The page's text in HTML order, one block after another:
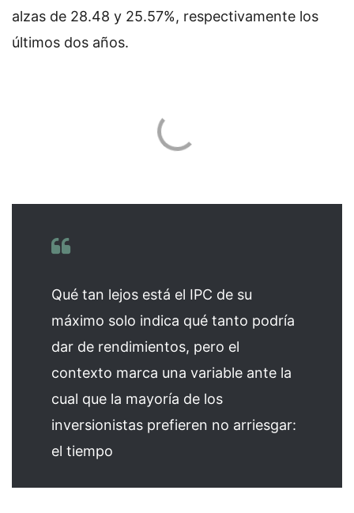
alzas de 28.48 y 25.57%, respectivamente los
últimos dos años.
Qué tan lejos está el IPC de su
máximo solo indica qué tanto podría
dar de rendimientos, pero el
contexto marca una variable ante la
cual que la mayoría de los
inversionistas prefieren no arriesgar:
el tiempo